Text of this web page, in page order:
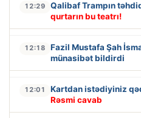
12:29
Qalibaf Trampın
qurtarın bu teatrı!
12:18
Fazil Mustafa Şah
münasibət bildirdi
12:01 Kartdan istədiyiniz
Rəsmi cavab